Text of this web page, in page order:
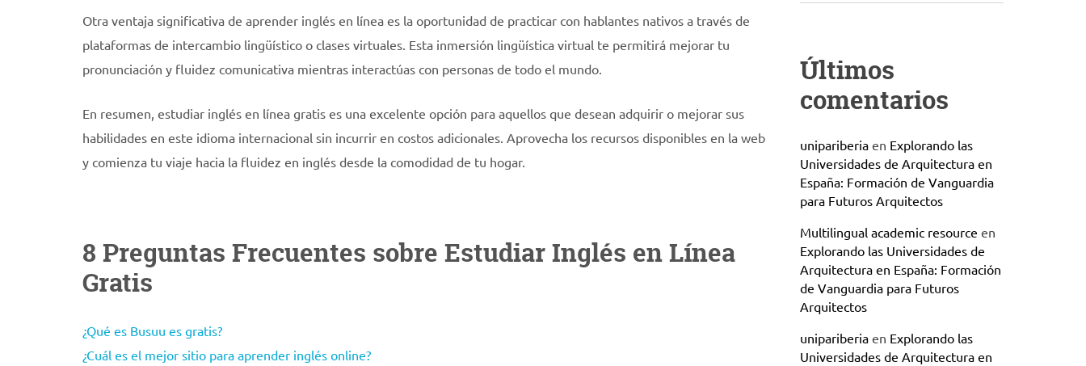
Otra ventaja significativa de aprender inglés en línea es la oportunidad de practicar con hablantes nativos a través de
plataformas de intercambio lingüístico o clases virtuales. Esta inmersión lingüística virtual te permitirá mejorar tu
pronunciación y fluidez comunicativa mientras interactúas con personas de todo el mundo.
En resumen, estudiar inglés en línea gratis es una excelente opción para aquellos que desean adquirir o mejorar sus
habilidades en este idioma internacional sin incurrir en costos adicionales. Aprovecha los recursos disponibles en la web
y comienza tu viaje hacia la fluidez en inglés desde la comodidad de tu hogar.
8 Preguntas Frecuentes sobre Estudiar Inglés en Línea
Gratis
¿Qué es Busuu es gratis?
¿Cuál es el mejor sitio para aprender inglés online?
Últimos
comentarios
unipariberiaen Explorando las
Universidades de Arquitectura en
España: Formación de Vanguardia
para Futuros Arquitectos
Multilingual academic resource en
Explorando las Universidades de
Arquitectura en España: Formación
de Vanguardia para Futuros
Arquitectos
unipariberiaen Explorando las
Universidades de Arquitectura en